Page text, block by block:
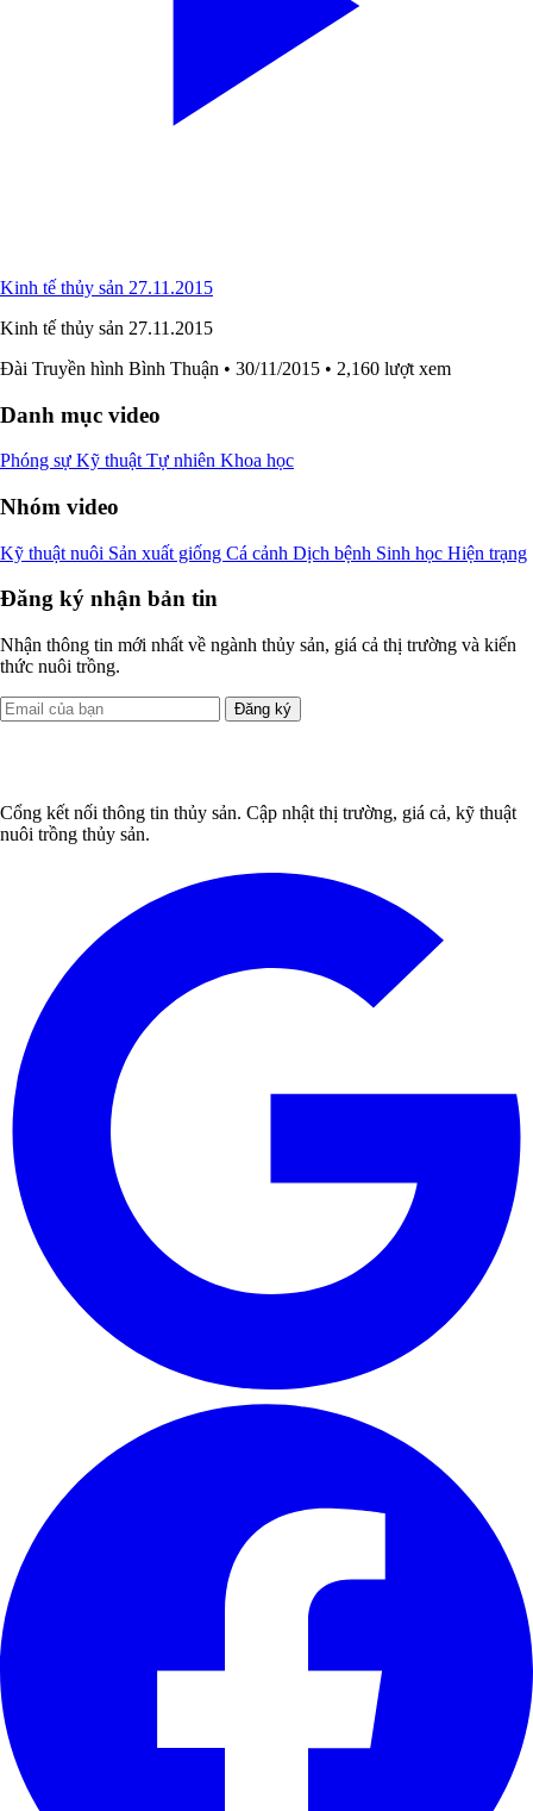
Kinh tế thủy sản 27.11.2015
Kinh tế thủy sản 27.11.2015
Đài Truyền hình Bình Thuận • 30/11/2015 • 2,160 lượt xem
Danh mục video
Phóng sự Kỹ thuật Tự nhiên Khoa học
Nhóm video
Kỹ thuật nuôi Sản xuất giống Cá cảnh Dịch bệnh Sinh học Hiện trạng
Đăng ký nhận bản tin
Nhận thông tin mới nhất về ngành thủy sản, giá cả thị trường và kiến
thức nuôi trồng.
Đăng ký
Cổng kết nối thông tin thủy sản. Cập nhật thị trường, giá cả, kỹ thuật
nuôi trồng thủy sản.